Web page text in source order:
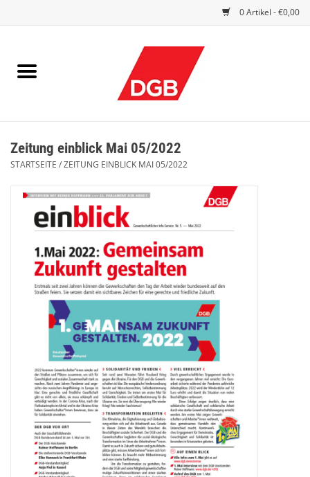
0 Artikel - €0,00
EINBLICK
DGB JUGEND
WERBEMITTEL / GIVE AWAYS
HANDWERK
TARIFWENDE
INITIATIVE „MENSCH“
Zeitung einblick Mai 05/2022
STARTSEITE /ZEITUNG EINBLICK MAI 05/2022